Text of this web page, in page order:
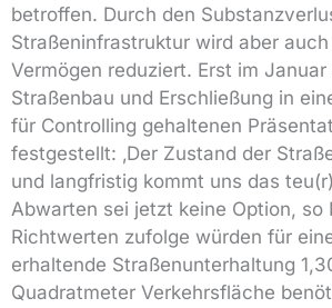
betroffen. Durch den
Straßeninfrastruktur wird aber
Vermögen reduziert. Erst im
Straßenbau und Erschließung in
für Controlling gehaltenen
festgestellt: ‚Der Zustand der
und langfristig kommt uns das
Abwarten sei jetzt keine Option, so
Richtwerten zufolge würden für
erhaltende Straßenunterhaltung
Quadratmeter Verkehrsfläche